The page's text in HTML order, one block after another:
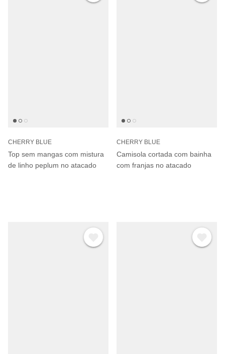
CHERRY BLUE
Top sem mangas com mistura
de linho peplum no atacado
CHERRY BLUE
Camisola cortada com bainha
com franjas no atacado